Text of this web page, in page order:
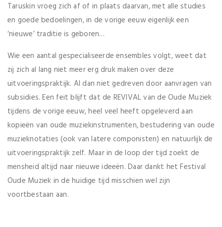
Taruskin vroeg zich af of in plaats daarvan, met alle studies
en goede bedoelingen, in de vorige eeuw eigenlijk een
‘nieuwe’ traditie is geboren…
Wie een aantal gespecialiseerde ensembles volgt, weet dat
zij zich al lang niet meer erg druk maken over deze
uitvoeringspraktijk. Al dan niet gedreven door aanvragen van
subsidies. Een feit blijft dat de REVIVAL van de Oude Muziek
tijdens de vorige eeuw, heel veel heeft opgeleverd aan
kopieën van oude muziekinstrumenten, bestudering van oude
muzieknotaties (ook van latere componisten) en natuurlijk de
uitvoeringspraktijk zelf. Maar in de loop der tijd zoekt de
mensheid altijd naar nieuwe ideeën. Daar dankt het Festival
Oude Muziek in de huidige tijd misschien wel zijn
voortbestaan aan.